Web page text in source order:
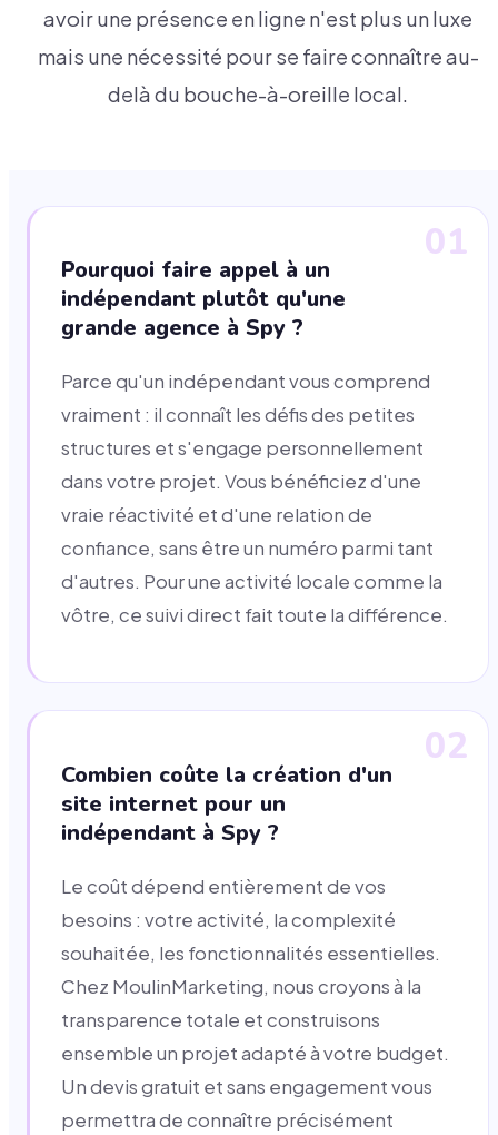
avoir une présence en ligne n'est plus un luxe
mais une nécessité pour se faire connaître au-
delà du bouche-à-oreille local.
01
Pourquoi faire appel à un
indépendant plutôt qu'une
grande agence à Spy ?
Parce qu'un indépendant vous comprend
vraiment : il connaît les défis des petites
structures et s'engage personnellement
dans votre projet. Vous bénéficiez d'une
vraie réactivité et d'une relation de
confiance, sans être un numéro parmi tant
d'autres. Pour une activité locale comme la
vôtre, ce suivi direct fait toute la différence.
02
Combien coûte la création d'un
site internet pour un
indépendant à Spy ?
Le coût dépend entièrement de vos
besoins : votre activité, la complexité
souhaitée, les fonctionnalités essentielles.
Chez MoulinMarketing, nous croyons à la
transparence totale et construisons
ensemble un projet adapté à votre budget.
Un devis gratuit et sans engagement vous
permettra de connaître précisément